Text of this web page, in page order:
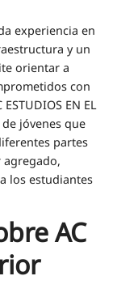
experiencia en
y un
orientar a
con
EN EL
jóvenes que
partes
agregado,
los estudiantes
AC